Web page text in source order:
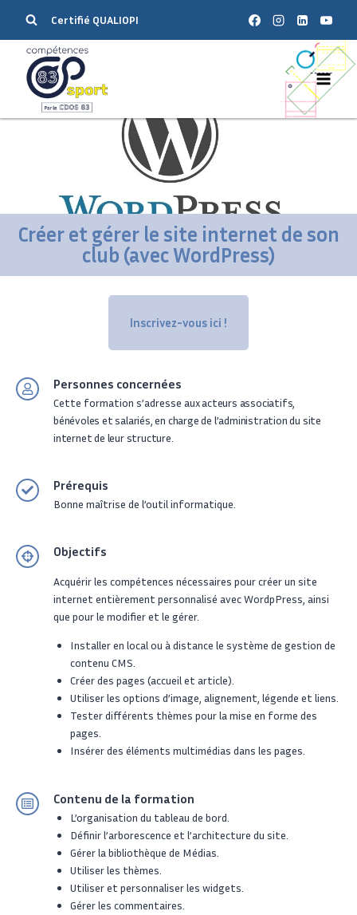
Certifié QUALIOPI
Créer et gérer le site internet de son
club (avec WordPress)
Inscrivez-vous ici !
Personnes concernées
Cette formation s’adresse aux acteurs associatifs,
bénévoles et salariés,en charge de l’administration du site
internet de leur structure.
Prérequis
Bonne maîtrise de l’outil informatique.
Objectifs
Acquérir les compétences nécessaires pour créer un site
internetentièrement personnalisé avec WordpPress, ainsi
que pour le modifier et le gérer.
Installer en local ou à distance le système de gestion de
contenu CMS.
Créer des pages (accueil et article).
Utiliser les options d’image, alignement, légende et liens.
Tester différents thèmes pour la mise en forme des
pages.
Insérer des éléments multimédias dans les pages.
Contenu de la formation
L’organisation du tableau de bord.
Définir l’arborescence et l’architecture du site.
Gérer la bibliothèque de Médias.
Utiliser les thèmes.
Utiliser et personnaliser les widgets.
Gérer les commentaires.